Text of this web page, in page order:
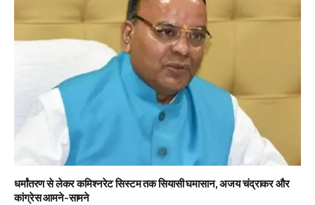
धर्मांतरण से लेकर कमिश्नरेट सिस्टम तक सियासी घमासान, अजय चंद्राकर और
कांग्रेस आमने-सामने